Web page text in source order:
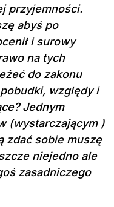
przyjemności.
abyś po
i surowy
na tych
do zakonu
względy i
Jednym
(wystarczającym )
zdać sobie muszę
niejedno ale
zasadniczego